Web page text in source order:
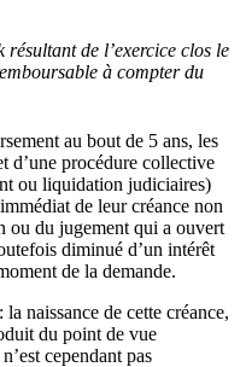
de l’exercice clos le
à compter du
au bout de 5 ans, les
d’une procédure collective
ou liquidation judiciaires)
de leur créance non
ou du jugement qui a ouvert
diminué d’un intérêt
de la demande.
naissance de cette créance,
du point de vue
cependant pas